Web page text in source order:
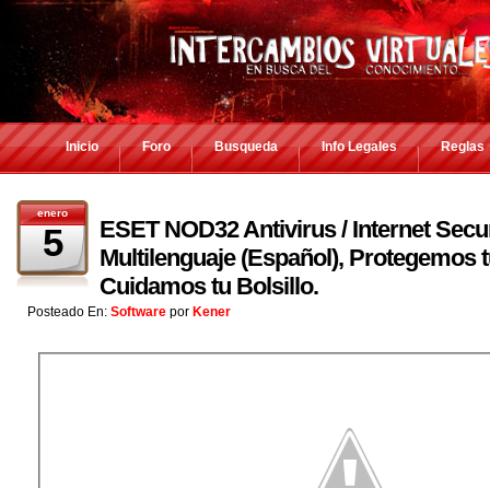
Inicio Foro Busqueda Info Legales Reglas
enero
5
ESET NOD32 Antivirus / Internet
Multilenguaje (Español), Protegemos
Cuidamos tu Bolsillo.
Posteado En: Software por Kener